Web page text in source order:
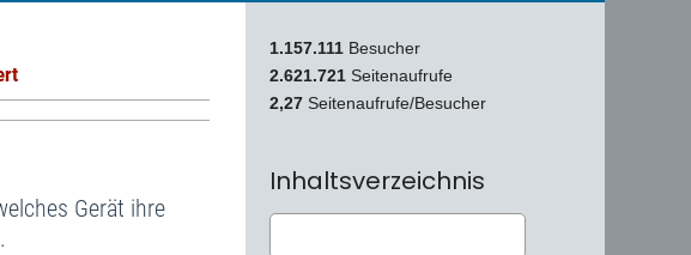
Gerät ihre
1.157.111 Besucher
2.621.721 Seitenaufrufe
2,27 Seitenaufrufe/Besucher
Inhaltsverzeichnis